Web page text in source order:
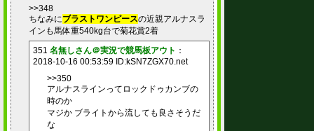
>>348
ちなみにブラストワンピースの近親アルナスラ
インも馬体重540kg台で菊花賞2着
351 名無しさん＠実況で競馬板アウト ：
2018-10-16 00:53:59 ID:kSN7ZGX70.net
>>350
アルナスラインってロックドゥカンブの
時のか
マジか ブライトから流しても良さそうだ
な